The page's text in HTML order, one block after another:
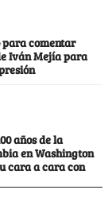
comentar
Iván Mejía para
años de la
en Washington
cara a cara con